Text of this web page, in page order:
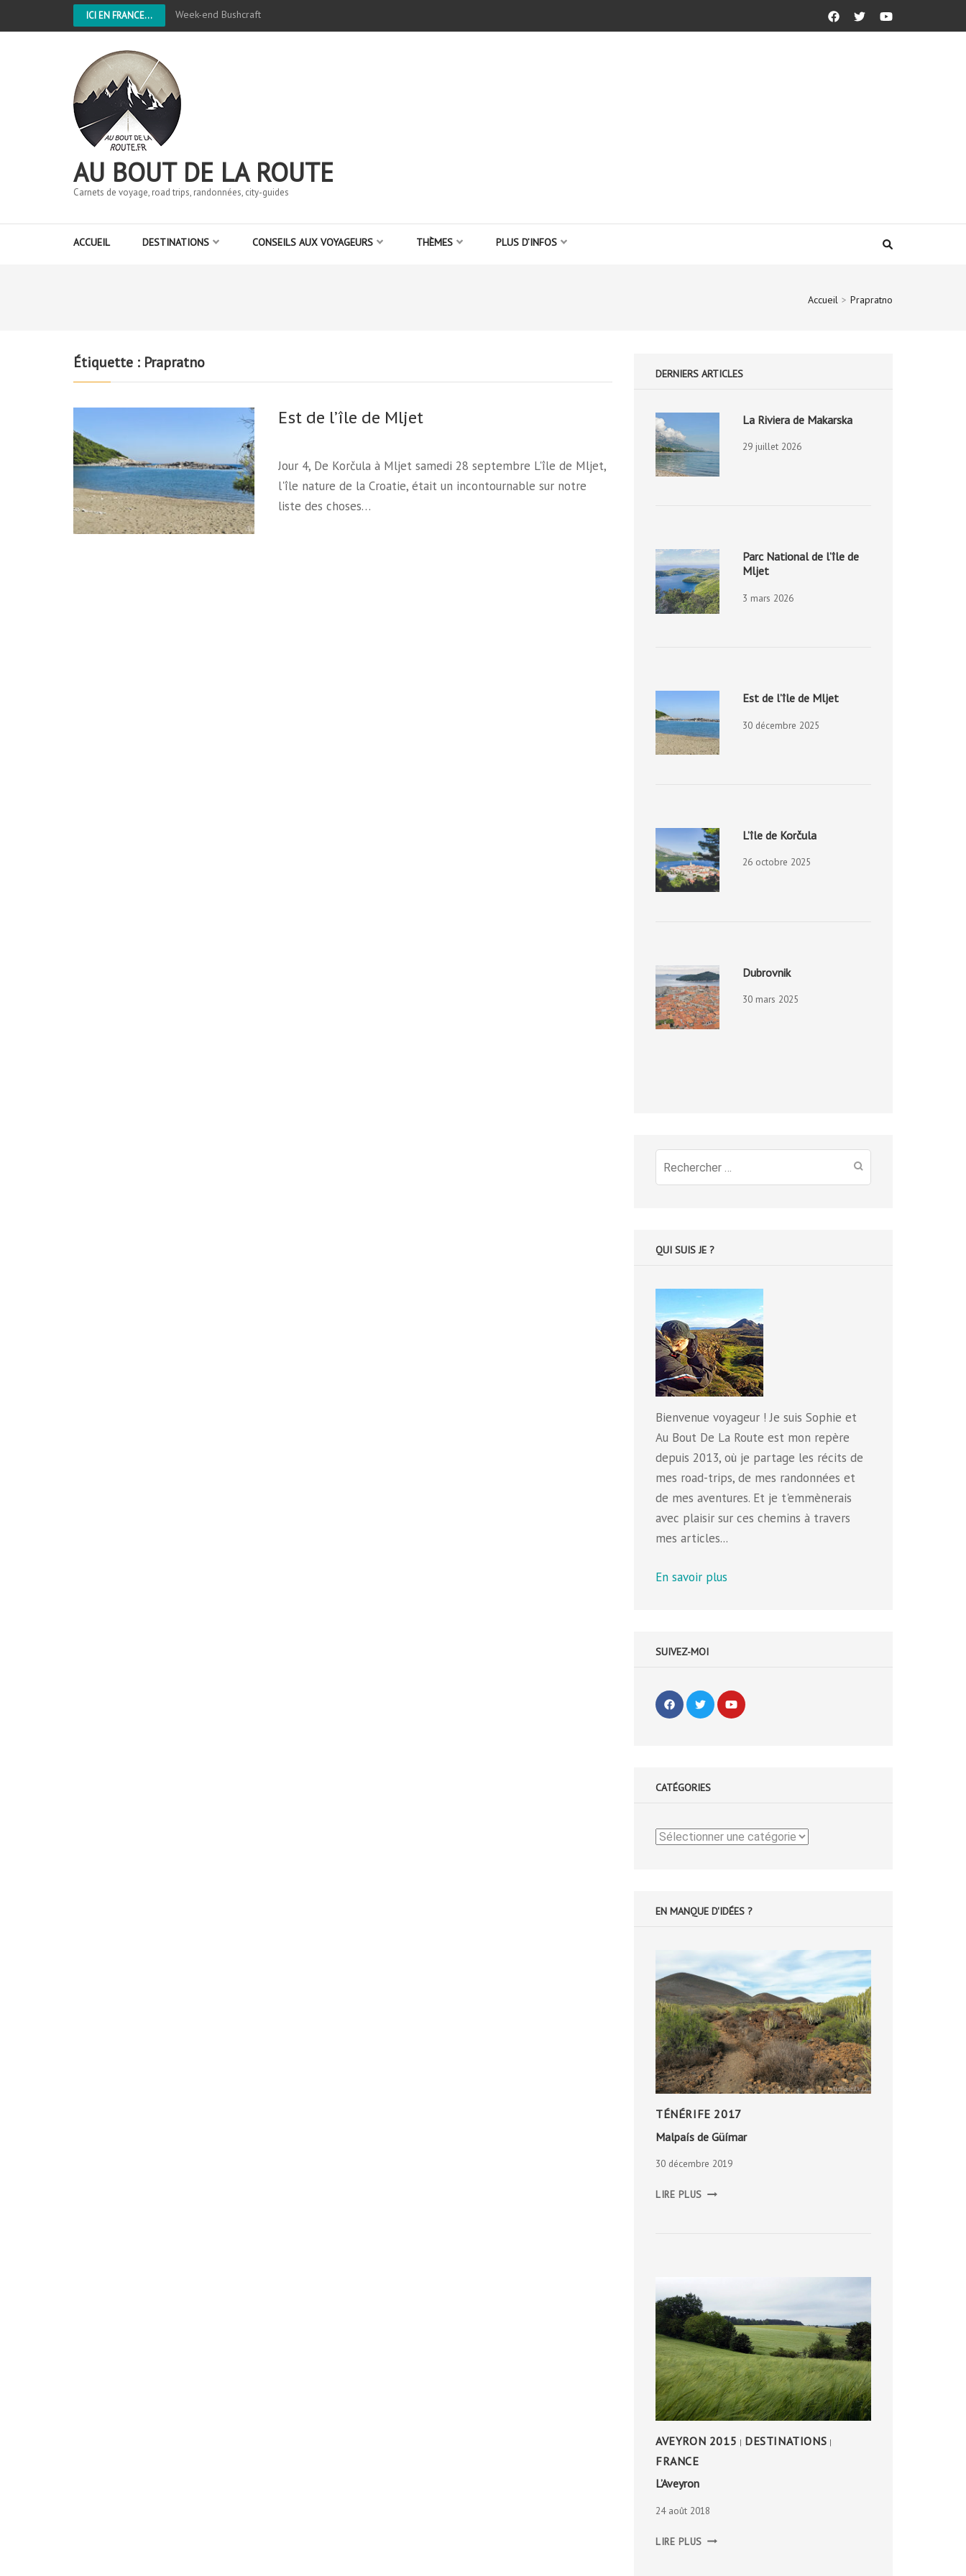
ICI EN FRANCE... Week-end Bushcraft
AU BOUT DE LA ROUTE
Carnets de voyage, road trips, randonnées, city-guides
ACCUEIL DESTINATIONS CONSEILS AUX VOYAGEURS THÈMES PLUS D’INFOS
Accueil > Prapratno
Étiquette : Prapratno
Est de l’île de Mljet
Jour 4, De Korčula à Mljet samedi 28 septembre L'île de Mljet,
l'île nature de la Croatie, était un incontournable sur notre
liste des choses…
DERNIERS ARTICLES
La Riviera de Makarska
29 juillet 2026
Parc National de l’île de
Mljet
3 mars 2026
Est de l’île de Mljet
30 décembre 2025
L’île de Korčula
26 octobre 2025
Dubrovnik
30 mars 2025
Recherche
pour
QUI SUIS JE ?
Bienvenue voyageur ! Je suis Sophie et
Au Bout De La Route est mon repère
depuis 2013, où je partage les récits de
mes road-trips, de mes randonnées et
de mes aventures. Et je t'emmènerais
avec plaisir sur ces chemins à travers
mes articles...
En savoir plus
SUIVEZ-MOI
CATÉGORIES
Catégories
EN MANQUE D'IDÉES ?
TÉNÉRIFE 2017
Malpaís de Güímar
30 décembre 2019
LIRE PLUS
AVEYRON 2015 | DESTINATIONS |
FRANCE
L’Aveyron
24 août 2018
LIRE PLUS